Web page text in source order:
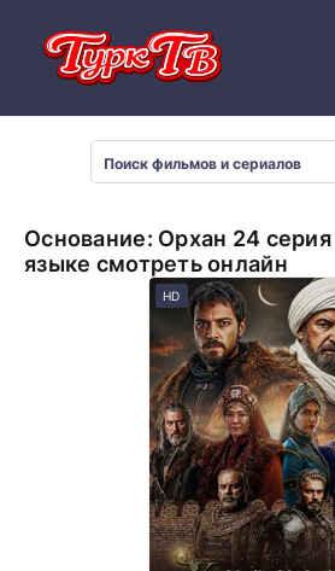
Основание: Орхан 24 серия на русском
языке смотреть онлайн
HD